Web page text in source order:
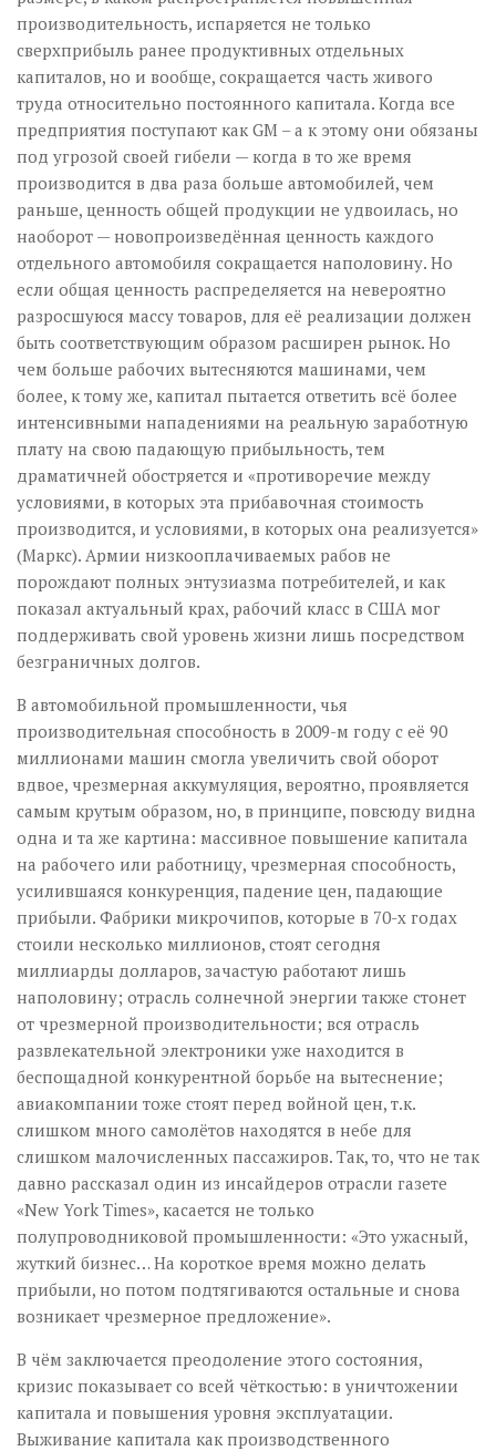
производительность, испаряется не только
сверхприбыль ранее продуктивных отдельных
капиталов, но и вообще, сокращается часть живого
труда относительно постоянного капитала. Когда все
предприятия поступают как GM – а к этому они обязаны
под угрозой своей гибели — когда в то же время
производится в два раза больше автомобилей, чем
раньше, ценность общей продукции не удвоилась, но
наоборот — новопроизведённая ценность каждого
отдельного автомобиля сокращается наполовину. Но
если общая ценность распределяется на невероятно
разросшуюся массу товаров, для её реализации должен
быть соответствующим образом расширен рынок. Но
чем больше рабочих вытесняются машинами, чем
более, к тому же, капитал пытается ответить всё более
интенсивными нападениями на реальную заработную
плату на свою падающую прибыльность, тем
драматичней обостряется и «противоречие между
условиями, в которых эта прибавочная стоимость
производится, и условиями, в которых она реализуется»
(Маркс). Армии низкооплачиваемых рабов не
порождают полных энтузиазма потребителей, и как
показал актуальный крах, рабочий класс в США мог
поддерживать свой уровень жизни лишь посредством
безграничных долгов.
В автомобильной промышленности, чья
производительная способность в 2009-м году с её 90
миллионами машин смогла увеличить свой оборот
вдвое, чрезмерная аккумуляция, вероятно, проявляется
самым крутым образом, но, в принципе, повсюду видна
одна и та же картина: массивное повышение капитала
на рабочего или работницу, чрезмерная способность,
усилившаяся конкуренция, падение цен, падающие
прибыли. Фабрики микрочипов, которые в 70-х годах
стоили несколько миллионов, стоят сегодня
миллиарды долларов, зачастую работают лишь
наполовину; отрасль солнечной энергии также стонет
от чрезмерной производительности; вся отрасль
развлекательной электроники уже находится в
беспощадной конкурентной борьбе на вытеснение;
авиакомпании тоже стоят перед войной цен, т.к.
слишком много самолётов находятся в небе для
слишком малочисленных пассажиров. Так, то, что не так
давно рассказал один из инсайдеров отрасли газете
«New York Times», касается не только
полупроводниковой промышленности: «Это ужасный,
жуткий бизнес… На короткое время можно делать
прибыли, но потом подтягиваются остальные и снова
возникает чрезмерное предложение».
В чём заключается преодоление этого состояния,
кризис показывает со всей чёткостью: в уничтожении
капитала и повышения уровня эксплуатации.
Выживание капитала как производственного